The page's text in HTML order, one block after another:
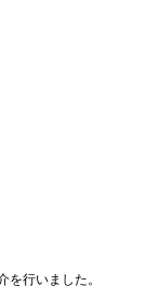
行いました。